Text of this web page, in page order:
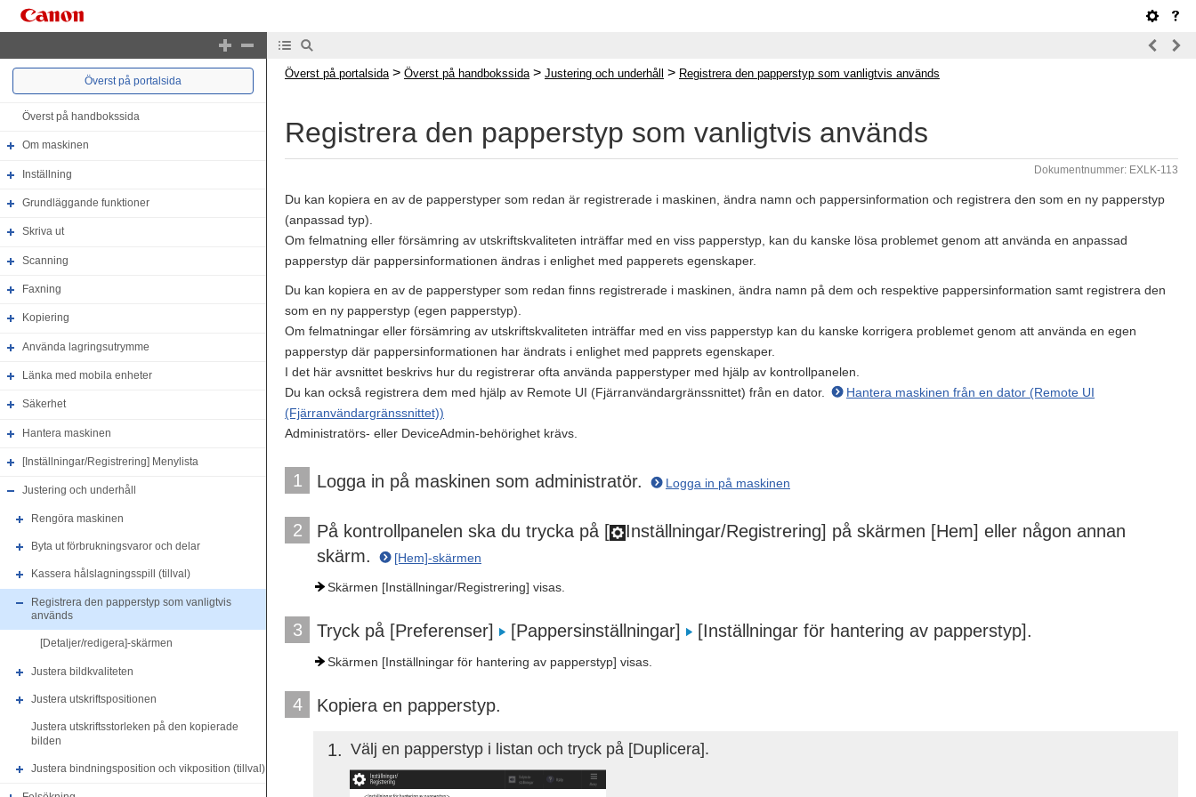
Överst på portalsida
Överst på handbokssida
Om maskinen
Inställning
Grundläggande funktioner
Skriva ut
Scanning
Faxning
Kopiering
Använda lagringsutrymme
Länka med mobila enheter
Säkerhet
Hantera maskinen
[Inställningar/Registrering] Menylista
Justering och underhåll
Rengöra maskinen
Byta ut förbrukningsvaror och delar
Kassera hålslagningsspill (tillval)
Registrera den papperstyp som vanligtvis
används
[Detaljer/redigera]-skärmen
Justera bildkvaliteten
Justera utskriftspositionen
Justera utskriftsstorleken på den kopierade
bilden
Justera bindningsposition och vikposition (tillval)
Överst på portalsida > Överst på handbokssida > Justering och underhåll > Registrera den papperstyp som vanligtvis används
Registrera den papperstyp som vanligtvis används
Dokumentnummer: EXLK-113
Du kan kopiera en av de papperstyper som redan är registrerade i maskinen, ändra namn och pappersinformation och registrera den som en ny papperstyp
(anpassad typ).
Om felmatning eller försämring av utskriftskvaliteten inträffar med en viss papperstyp, kan du kanske lösa problemet genom att använda en anpassad
papperstyp där pappersinformationen ändras i enlighet med papperets egenskaper.
Du kan kopiera en av de papperstyper som redan finns registrerade i maskinen, ändra namn på dem och respektive pappersinformation samt registrera den
som en ny papperstyp (egen papperstyp).
Om felmatningar eller försämring av utskriftskvaliteten inträffar med en viss papperstyp kan du kanske korrigera problemet genom att använda en egen
papperstyp där pappersinformationen har ändrats i enlighet med papprets egenskaper.
I det här avsnittet beskrivs hur du registrerar ofta använda papperstyper med hjälp av kontrollpanelen.
Du kan också registrera dem med hjälp av Remote UI (Fjärranvändargränssnittet) från en dator.
Hantera maskinen från en dator (Remote UI
(Fjärranvändargränssnittet))
Administratörs- eller DeviceAdmin-behörighet krävs.
1 Logga in på maskinen som administratör. Logga in på maskinen
2 På kontrollpanelen ska du trycka på [
Inställningar/Registrering] på skärmen [Hem] eller någon annan
skärm.
[Hem]-skärmen
Skärmen [Inställningar/Registrering] visas.
3 Tryck på [Preferenser] [Pappersinställningar] [Inställningar för hantering av papperstyp].
Skärmen [Inställningar för hantering av papperstyp] visas.
4 Kopiera en papperstyp.
1 Välj en papperstyp i listan och tryck på [Duplicera].